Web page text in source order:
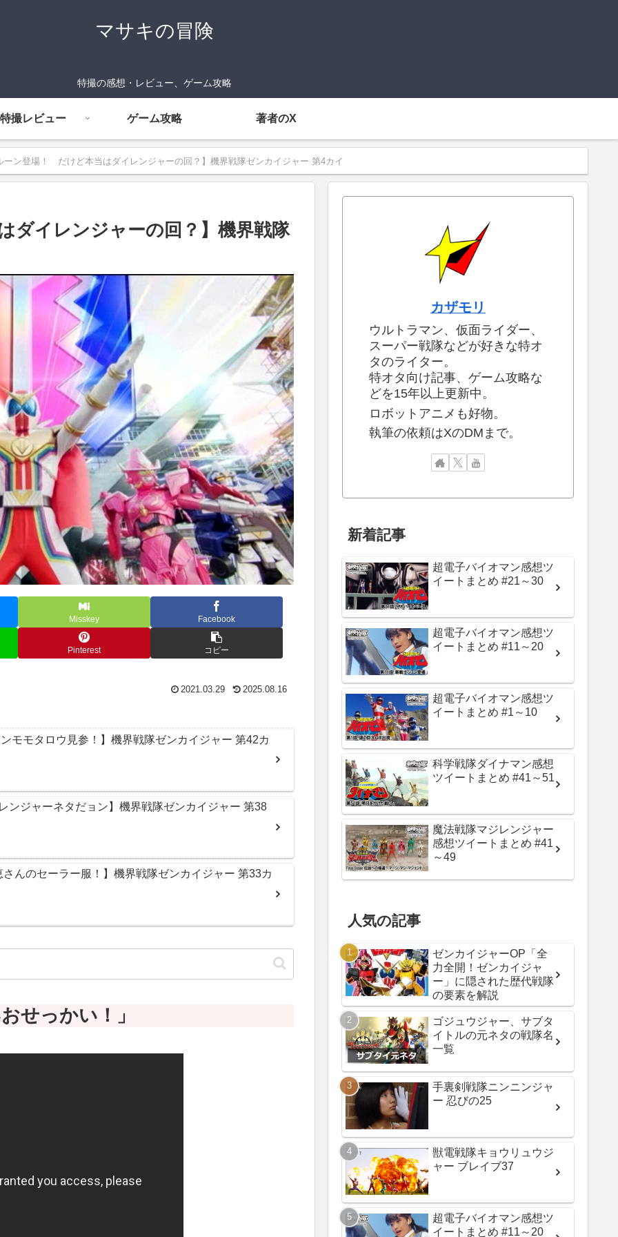
マサキの冒険
特撮の感想・レビュー、ゲーム攻略
特撮レビュー ゲーム攻略 著者のX
ーン登場！ だけど本当はダイレンジャーの回？】機界戦隊ゼンカイジャー 第4カイ
イレンジャーの回？】機界戦隊
Misskey Facebook
Pinterest コピー
2021.03.29 2025.08.16
モモタロウ見参！】機界戦隊ゼンカイジャー 第42カ
ンジャーネタだョン】機界戦隊ゼンカイジャー 第38
んのセーラー服！】機界戦隊ゼンカイジャー 第33カ
せっかい！ 」
カザモリ
ウルトラマン、仮面ライダー、
スーパー戦隊などが好きな特オ
タのライター。
特オタ向け記事、ゲーム攻略な
どを15年以上更新中。
ロボットアニメも好物。
執筆の依頼はXのDMまで。
新着記事
超電子バイオマン感想ツ
イートまとめ #21～30
超電子バイオマン感想ツ
イートまとめ #11～20
超電子バイオマン感想ツ
イートまとめ #1～10
科学戦隊ダイナマン感想
ツイートまとめ #41～51
魔法戦隊マジレンジャー
感想ツイートまとめ #41
～49
人気の記事
ゼンカイジャーOP「全
力全開！ゼンカイジャ
ー」に隠された歴代戦隊
の要素を解説
ゴジュウジャー、サブタ
イトルの元ネタの戦隊名
一覧
手裏剣戦隊ニンニンジャ
ー 忍びの25
獣電戦隊キョウリュウジ
ャー ブレイブ37
超電子バイオマン感想ツ
イートまとめ #11～20